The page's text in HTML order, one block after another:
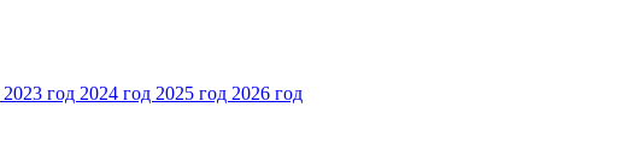
2023 год 2024 год 2025 год 2026 год